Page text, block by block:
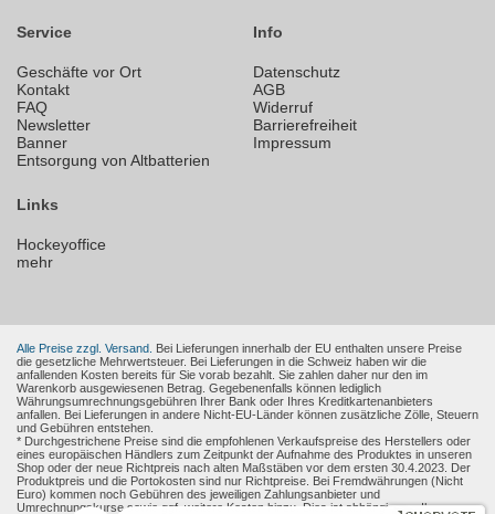
Service
Geschäfte vor Ort
Kontakt
FAQ
Newsletter
Banner
Entsorgung von Altbatterien
Info
Datenschutz
AGB
Widerruf
Barrierefreiheit
Impressum
Links
Hockeyoffice
mehr
Alle Preise zzgl. Versand. Bei Lieferungen innerhalb der EU enthalten unsere Preise
die gesetzliche Mehrwertsteuer. Bei Lieferungen in die Schweiz haben wir die
anfallenden Kosten bereits für Sie vorab bezahlt. Sie zahlen daher nur den im
Warenkorb ausgewiesenen Betrag. Gegebenenfalls können lediglich
Währungsumrechnungsgebühren Ihrer Bank oder Ihres Kreditkartenanbieters
anfallen. Bei Lieferungen in andere Nicht-EU-Länder können zusätzliche Zölle, Steuern
und Gebühren entstehen.
* Durchgestrichene Preise sind die empfohlenen Verkaufspreise des Herstellers oder
eines europäischen Händlers zum Zeitpunkt der Aufnahme des Produktes in unseren
Shop oder der neue Richtpreis nach alten Maßstäben vor dem ersten 30.4.2023. Der
Produktpreis und die Portokosten sind nur Richtpreise. Bei Fremdwährungen (Nicht
Euro) kommen noch Gebühren des jeweiligen Zahlungsanbieter und
Umrechnungskurse sowie ggf. weitere Kosten hinzu. Dies ist abhängig von Ihren